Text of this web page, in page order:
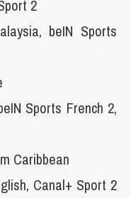
2
beIN Sports
Sports French 2,
Caribbean
Canal+ Sport 2